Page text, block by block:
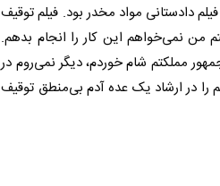
دادستانی مواد مخدر بود. فیلم توقیف
من نمی‌خواهم این کار را انجام بدهم.
هستم که دوبار با رئیس جمهور مملکتم شام خوردم، دیگر نمی‌روم در
را در ارشاد یک عده آدم بی‌منطق توقیف